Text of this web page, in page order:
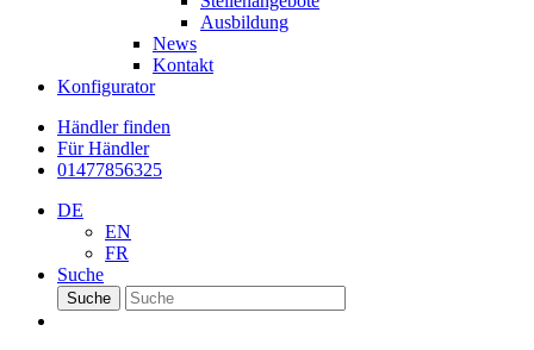
Ausbildung
News
Kontakt
Konfigurator
Händler finden
Für Händler
01477856325
DE
EN
FR
Suche
Suche